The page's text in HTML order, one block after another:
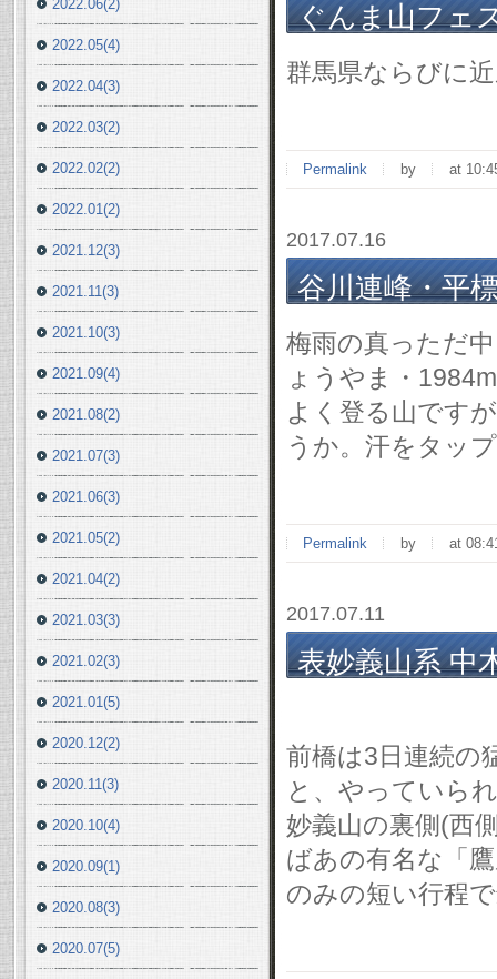
ぐんま山フェ
群馬県ならびに
Permalink by at
2017.07.16
谷川連峰・平
梅雨の真っただ
ょうやま・
よく登る山です
うか。汗をタッ
Permalink by at
2017.07.11
表妙義山系 中
前橋は3日連続の
と、やっていら
妙義山の裏側(西
ばあの有名な「
のみの短い行程
2022.06(2)
2022.05(4)
2022.04(3)
2022.03(2)
2022.02(2)
2022.01(2)
2021.12(3)
2021.11(3)
2021.10(3)
2021.09(4)
2021.08(2)
2021.07(3)
2021.06(3)
2021.05(2)
2021.04(2)
2021.03(3)
2021.02(3)
2021.01(5)
2020.12(2)
2020.11(3)
2020.10(4)
2020.09(1)
2020.08(3)
2020.07(5)